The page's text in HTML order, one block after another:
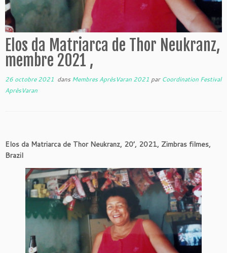
Elos da Matriarca de Thor Neukranz,
membre 2021 ,
26 octobre 2021 dans Membres AprèsVaran 2021 par Coordination Festival
AprèsVaran
Elos da Matriarca de Thor Neukranz, 20’, 2021, Zimbras filmes,
Brazil